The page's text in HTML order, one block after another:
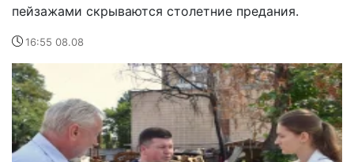
пейзажами скрываются столетние предания.
16:55 08.08